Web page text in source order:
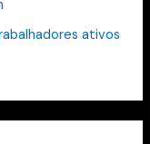
ativos